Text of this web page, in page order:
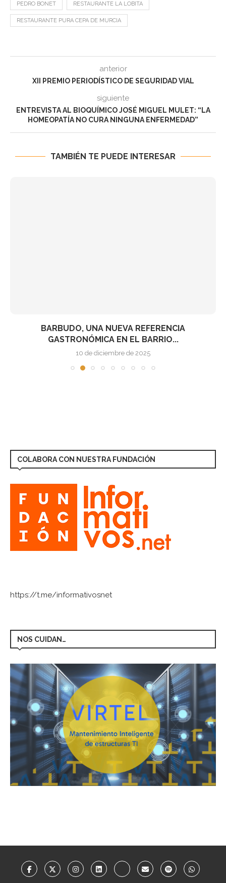
PEDRO BONET RESTAURANTE LA LOBITA
RESTAURANTE PURA CEPA DE MURCIA
anterior
XII PREMIO PERIODÍSTICO DE SEGURIDAD VIAL
siguiente
ENTREVISTA AL BIOQUÍMICO JOSÉ MIGUEL MULET: “LA
HOMEOPATÍA NO CURA NINGUNA ENFERMEDAD”
TAMBIÉN TE PUEDE INTERESAR
BARBUDO, UNA NUEVA REFERENCIA
GASTRONÓMICA EN EL BARRIO...
10 de diciembre de 2025
COLABORA CON NUESTRA FUNDACIÓN
https://t.me/informativosnet
NOS CUIDAN…